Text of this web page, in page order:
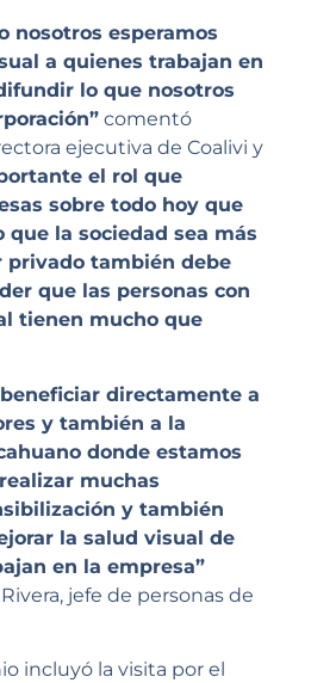
nosotros esperamos
a quienes trabajan en
lo que nosotros
comentó
ejecutiva de Coalivi y
el rol que
sobre todo hoy que
que la sociedad sea más
privado también debe
que las personas con
tienen mucho que
directamente a
y también a la
donde estamos
muchas
y también
la salud visual de
en la empresa”
jefe de personas de
incluyó la visita por el